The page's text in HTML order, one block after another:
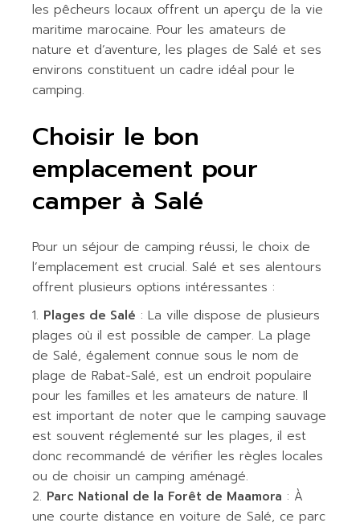
les pêcheurs locaux offrent un aperçu de la vie
maritime marocaine. Pour les amateurs de
nature et d’aventure, les plages de Salé et ses
environs constituent un cadre idéal pour le
camping.
Choisir le bon
emplacement pour
camper à Salé
Pour un séjour de camping réussi, le choix de
l’emplacement est crucial. Salé et ses alentours
offrent plusieurs options intéressantes :
Plages de Salé : La ville dispose de plusieurs
plages où il est possible de camper. La plage
de Salé, également connue sous le nom de
plage de Rabat-Salé, est un endroit populaire
pour les familles et les amateurs de nature. Il
est important de noter que le camping sauvage
est souvent réglementé sur les plages, il est
donc recommandé de vérifier les règles locales
ou de choisir un camping aménagé.
Parc National de la Forêt de Maamora : À
une courte distance en voiture de Salé, ce parc